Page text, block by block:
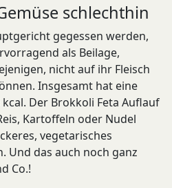
schlechthin
gegessen werden,
als Beilage,
nicht auf ihr Fleisch
Insgesamt hat eine
Der Brokkoli Feta Auflauf
Kartoffeln oder Nudel
vegetarisches
Und das auch noch ganz
Co.!